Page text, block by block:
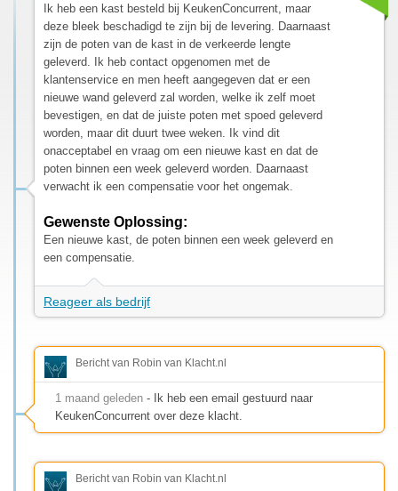
Ik heb een kast besteld bij KeukenConcurrent, maar
deze bleek beschadigd te zijn bij de levering. Daarnaast
zijn de poten van de kast in de verkeerde lengte
geleverd. Ik heb contact opgenomen met de
klantenservice en men heeft aangegeven dat er een
nieuwe wand geleverd zal worden, welke ik zelf moet
bevestigen, en dat de juiste poten met spoed geleverd
worden, maar dit duurt twee weken. Ik vind dit
onacceptabel en vraag om een nieuwe kast en dat de
poten binnen een week geleverd worden. Daarnaast
verwacht ik een compensatie voor het ongemak.
Gewenste Oplossing:
Een nieuwe kast, de poten binnen een week geleverd en
een compensatie.
Reageer als bedrijf
Bericht van Robin van Klacht.nl
1 maand geleden - Ik heb een email gestuurd naar
KeukenConcurrent over deze klacht.
Bericht van Robin van Klacht.nl